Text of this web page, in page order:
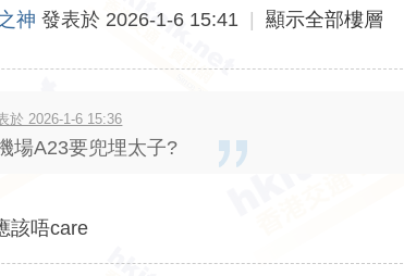
神 發表於 2026-1-6 15:41 顯示全部樓層
於 2026-1-6 15:36
場A23要兜埋太子?
該唔care